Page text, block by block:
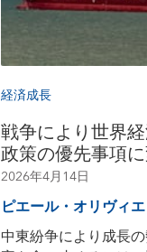
経済成長
戦争により世界
政策の優先事項
2026年4月14日
ピエール・オリヴィ
中東紛争により成長